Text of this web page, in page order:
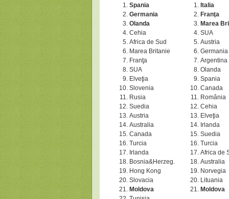
Spania
Germania
Olanda
Cehia
Africa de Sud
Marea Britanie
Franţa
SUA
Elveţia
Slovenia
Rusia
Suedia
Austria
Australia
Canada
Turcia
Irlanda
Bosnia&Herzeg.
Hong Kong
Slovacia
Moldova
Italia
Franţa
Marea
SUA
Austria
Germania
Argentina
Olanda
Spania
Canada
România
Cehia
Elveţia
Irlanda
Suedia
Turcia
Africa de
Australia
Norvegia
Lituania
Moldova